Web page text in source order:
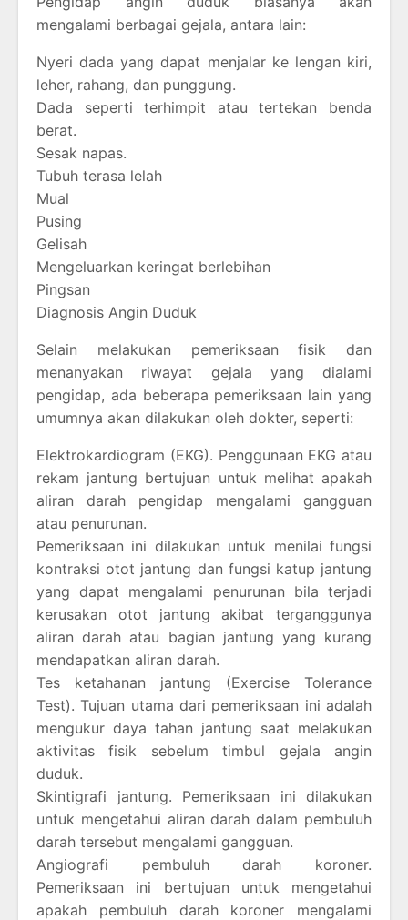
mengalami berbagai gejala, antara lain:
Nyeri dada yang dapat menjalar ke lengan kiri,
leher, rahang, dan punggung.
Dada seperti terhimpit atau tertekan benda
berat.
Sesak napas.
Tubuh terasa lelah
Mual
Pusing
Gelisah
Mengeluarkan keringat berlebihan
Pingsan
Diagnosis Angin Duduk
Selain melakukan pemeriksaan fisik dan
menanyakan riwayat gejala yang dialami
pengidap, ada beberapa pemeriksaan lain yang
umumnya akan dilakukan oleh dokter, seperti:
Elektrokardiogram (EKG). Penggunaan EKG atau
rekam jantung bertujuan untuk melihat apakah
aliran darah pengidap mengalami gangguan
atau penurunan.
Pemeriksaan ini dilakukan untuk menilai fungsi
kontraksi otot jantung dan fungsi katup jantung
yang dapat mengalami penurunan bila terjadi
kerusakan otot jantung akibat terganggunya
aliran darah atau bagian jantung yang kurang
mendapatkan aliran darah.
Tes ketahanan jantung (Exercise Tolerance
Test). Tujuan utama dari pemeriksaan ini adalah
mengukur daya tahan jantung saat melakukan
aktivitas fisik sebelum timbul gejala angin
duduk.
Skintigrafi jantung. Pemeriksaan ini dilakukan
untuk mengetahui aliran darah dalam pembuluh
darah tersebut mengalami gangguan.
Angiografi pembuluh darah koroner.
Pemeriksaan ini bertujuan untuk mengetahui
apakah pembuluh darah koroner mengalami